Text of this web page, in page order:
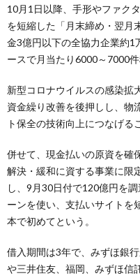
10月1日以降、手形やファク
を短縮した「月末締め・翌月
金3億円以下の全協力企業約
ースで月当たり6000～7000件
新型コロナウイルスの感染拡
資金繰り改善を後押しし、物
ト保全の技術向上につなげる
併せて、現金払いの原資を確
解決・緩和に資する事業に限
し、9月30日付で120億円を
ーンを使い、支払いサイトを
本で初めてという。
借入期間は3年で、みずほ銀
や三井住友、福岡、みずほ信